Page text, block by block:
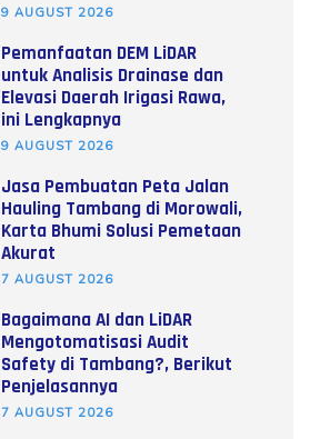
9 AUGUST 2026
Pemanfaatan DEM LiDAR
untuk Analisis Drainase dan
Elevasi Daerah Irigasi Rawa,
ini Lengkapnya
9 AUGUST 2026
Jasa Pembuatan Peta Jalan
Hauling Tambang di Morowali,
Karta Bhumi Solusi Pemetaan
Akurat
7 AUGUST 2026
Bagaimana AI dan LiDAR
Mengotomatisasi Audit
Safety di Tambang?, Berikut
Penjelasannya
7 AUGUST 2026